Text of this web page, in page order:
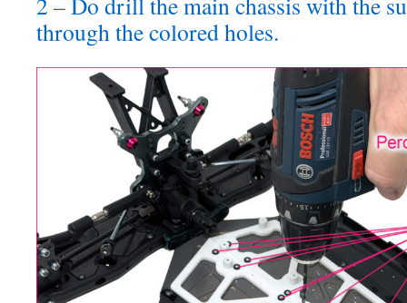
through the colored holes.